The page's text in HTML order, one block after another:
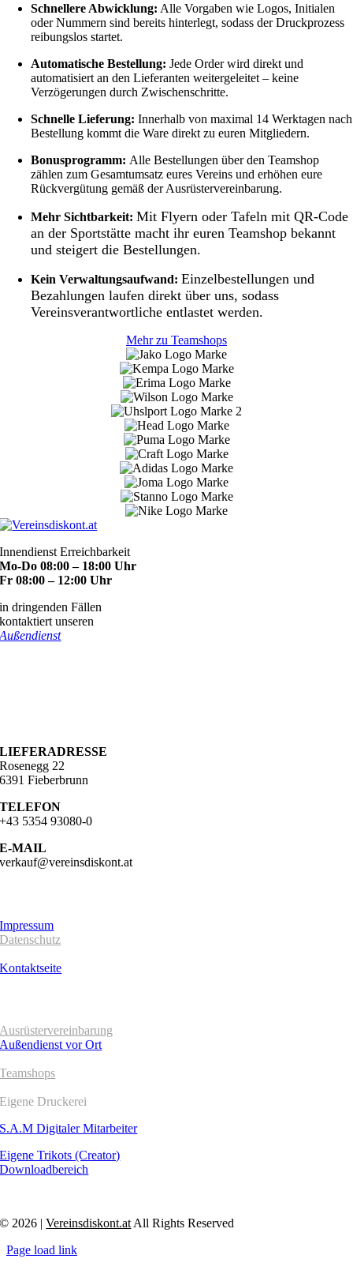
Schnellere Abwicklung: Alle Vorgaben wie Logos, Initialen
oder Nummern sind bereits hinterlegt, sodass der Druckprozess
reibungslos startet.
Automatische Bestellung: Jede Order wird direkt und
automatisiert an den Lieferanten weitergeleitet – keine
Verzögerungen durch Zwischenschritte.
Schnelle Lieferung: Innerhalb von maximal 14 Werktagen nach
Bestellung kommt die Ware direkt zu euren Mitgliedern.
Bonusprogramm: Alle Bestellungen über den Teamshop
zählen zum Gesamtumsatz eures Vereins und erhöhen eure
Rückvergütung gemäß der Ausrüstervereinbarung.
Mehr Sichtbarkeit: Mit Flyern oder Tafeln mit QR-Code
an der Sportstätte macht ihr euren Teamshop bekannt
und steigert die Bestellungen.
Kein Verwaltungsaufwand:Einzelbestellungen und
Bezahlungen laufen direkt über uns, sodass
Vereinsverantwortliche entlastet werden.
Mehr zu Teamshops
Innendienst Erreichbarkeit
Mo-Do 08:00 – 18:00 Uhr
Fr 08:00 – 12:00 Uhr
in dringenden Fällen
kontaktiert unseren
Außendienst
LIEFERADRESSE
Rosenegg 22
6391 Fieberbrunn
TELEFON
+43 5354 93080-0
E-MAIL
verkauf@vereinsdiskont.at
Impressum
Datenschutz
Kontaktseite
Ausrüstervereinbarung
Außendienst vor Ort
Teamshops
Eigene Druckerei
S.A.M Digitaler Mitarbeiter
Eigene Trikots (Creator)
Downloadbereich
© 2026 |Vereinsdiskont.at All Rights Reserved
Page load link